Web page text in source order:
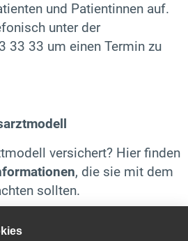
und Patientinnen auf.
unter der
33 33 um einen Termin zu
versichert? Hier finden
, die sie mit dem
sollten.